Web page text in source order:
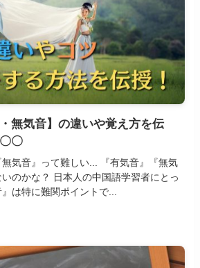
無気音】の違いや覚え方を伝
〇
気音』って難しい... 『有気音』『無気
のかな？ 日本人の中国語学習者にとっ
は特に難関ポイントで...